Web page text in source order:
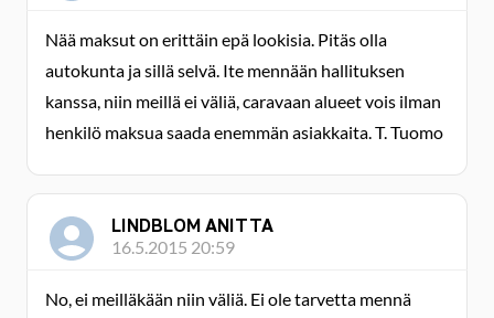
Nää maksut on erittäin epä lookisia. Pitäs olla
autokunta ja sillä selvä. Ite mennään hallituksen
kanssa, niin meillä ei väliä, caravaan alueet vois ilman
henkilö maksua saada enemmän asiakkaita. T. Tuomo
LINDBLOM ANITTA
16.5.2015 20:59
No, ei meilläkään niin väliä. Ei ole tarvetta mennä